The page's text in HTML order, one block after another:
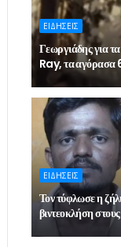
ΕΙΔΗΣΕΙΣ
Γεωργιάδης για
Ray, τα αγόρασα
ΕΙΔΗΣΕΙΣ
Τον τύφλωσε η
βιντεοκλήση στους